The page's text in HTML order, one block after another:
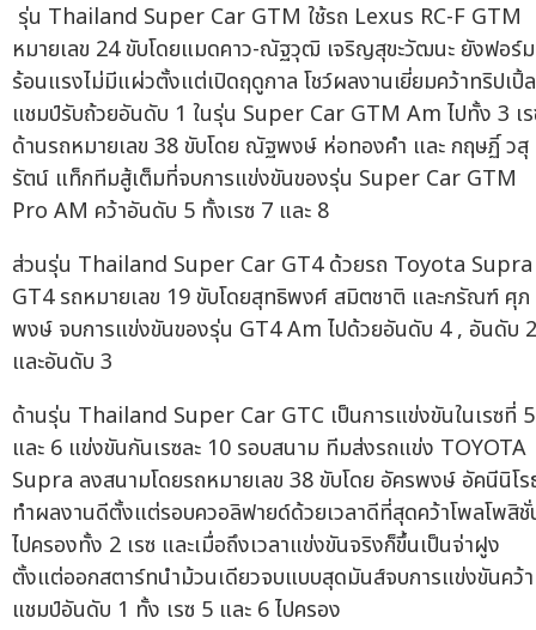
รุ่น Thailand Super Car GTM ใช้รถ Lexus RC-F GTM
หมายเลข 24 ขับโดยแมดคาว-ณัฐวุฒิ เจริญสุขะวัฒนะ ยังฟอร์ม
ร้อนแรงไม่มีแผ่วตั้งแต่เปิดฤดูกาล โชว์ผลงานเยี่ยมคว้าทริปเปิ้ล
แชมป์รับถ้วยอันดับ 1 ในรุ่น Super Car GTM Am ไปทั้ง 3 เ
ด้านรถหมายเลข 38 ขับโดย ณัฐพงษ์ ห่อทองคำ และ กฤษฏิ์ วสุ
รัตน์ แท็กทีมสู้เต็มที่จบการแข่งขันของรุ่น Super Car GTM
Pro AM คว้าอันดับ 5 ทั้งเรซ 7 และ 8
ส่วนรุ่น Thailand Super Car GT4 ด้วยรถ Toyota Supra
GT4 รถหมายเลข 19 ขับโดยสุทธิพงศ์ สมิตชาติ และกรัณฑ์ ศุภ
พงษ์ จบการแข่งขันของรุ่น GT4 Am ไปด้วยอันดับ 4 , อันดับ 2
และอันดับ 3
ด้านรุ่น Thailand Super Car GTC เป็นการแข่งขันในเรซที่ 5
และ 6 แข่งขันกันเรซละ 10 รอบสนาม ทีมส่งรถแข่ง TOYOTA
Supra ลงสนามโดยรถหมายเลข 38 ขับโดย อัครพงษ์ อัคนีนิโร
ทำผลงานดีตั้งแต่รอบควอลิฟายด์ด้วยเวลาดีที่สุดคว้าโพลโพสิ
ไปครองทั้ง 2 เรซ และเมื่อถึงเวลาแข่งขันจริงก็ขึ้นเป็นจ่าฝูง
ตั้งแต่ออกสตาร์ทนำม้วนเดียวจบแบบสุดมันส์จบการแข่งขันคว้า
แชมป์อันดับ 1 ทั้ง เรซ 5 และ 6 ไปครอง